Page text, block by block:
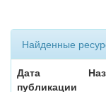
Найденные
Дата
публикации